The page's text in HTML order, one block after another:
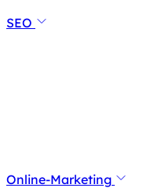
SEO
Online-Marketing